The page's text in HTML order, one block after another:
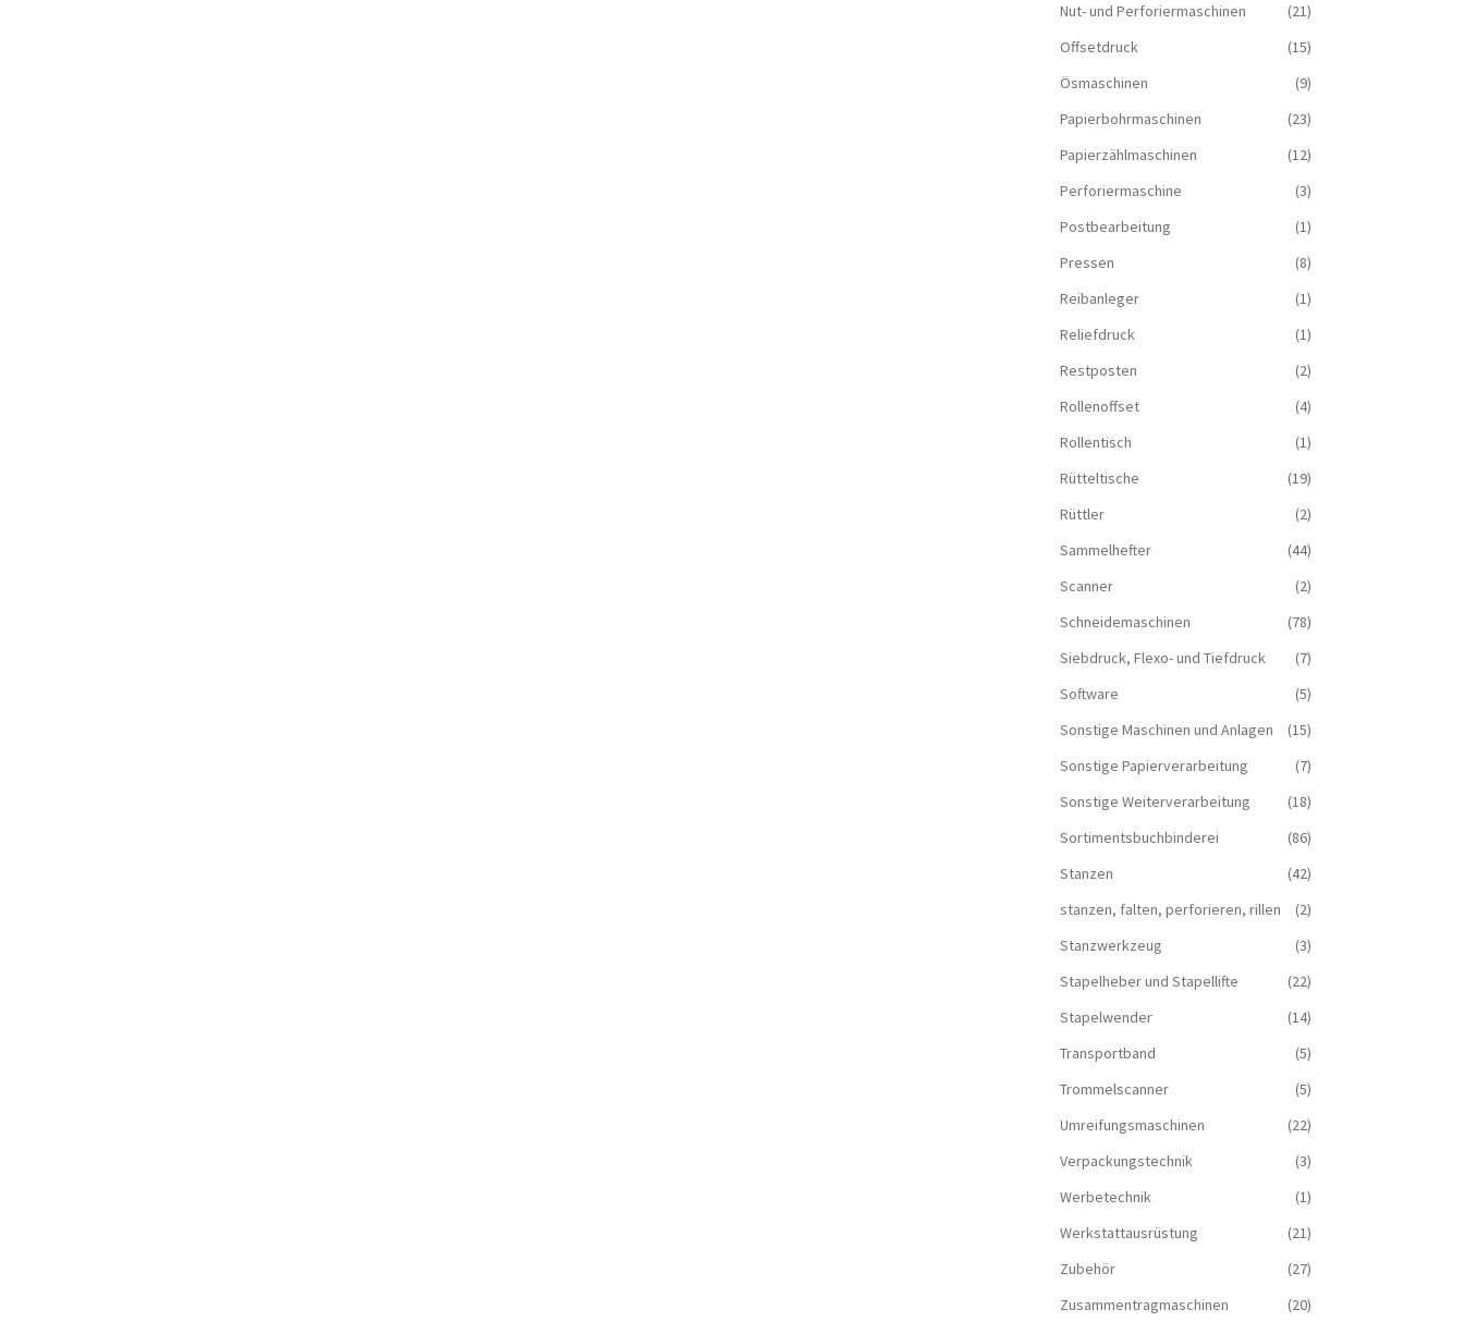
Nut- und Perforiermaschinen
(21)
Offsetdruck
(15)
Ösmaschinen
(9)
Papierbohrmaschinen
(23)
Papierzählmaschinen
(12)
Perforiermaschine
(3)
Postbearbeitung
(1)
Pressen
(8)
Reibanleger
(1)
Reliefdruck
(1)
Restposten
(2)
Rollenoffset
(4)
Rollentisch
(1)
Rütteltische
(19)
Rüttler
(2)
Sammelhefter
(44)
Scanner
(2)
Schneidemaschinen
(78)
Siebdruck, Flexo- und Tiefdruck
(7)
Software
(5)
Sonstige Maschinen und Anlagen
(15)
Sonstige Papierverarbeitung
(7)
Sonstige Weiterverarbeitung
(18)
Sortimentsbuchbinderei
(86)
Stanzen
(42)
stanzen, falten, perforieren, rillen
(2)
Stanzwerkzeug
(3)
Stapelheber und Stapellifte
(22)
Stapelwender
(14)
Transportband
(5)
Trommelscanner
(5)
Umreifungsmaschinen
(22)
Verpackungstechnik
(3)
Werbetechnik
(1)
Werkstattausrüstung
(21)
Zubehör
(27)
Zusammentragmaschinen
(20)